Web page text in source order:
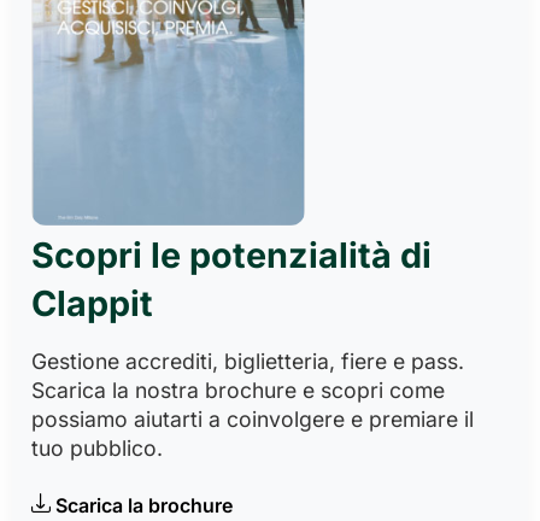
Scopri le potenzialità di
Clappit
Gestione accrediti, biglietteria, fiere e pass.
Scarica la nostra brochure e scopri come
possiamo aiutarti a coinvolgere e premiare il
tuo pubblico.
Scarica la brochure